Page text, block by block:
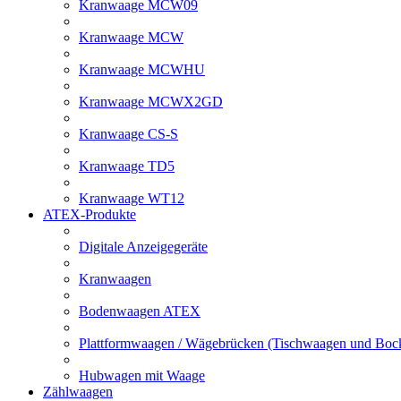
Kranwaage MCW09
Kranwaage MCW
Kranwaage MCWHU
Kranwaage MCWX2GD
Kranwaage CS-S
Kranwaage TD5
Kranwaage WT12
ATEX-Produkte
Digitale Anzeigegeräte
Kranwaagen
Bodenwaagen ATEX
Plattformwaagen / Wägebrücken (Tischwaagen und
Hubwagen mit Waage
Zählwaagen